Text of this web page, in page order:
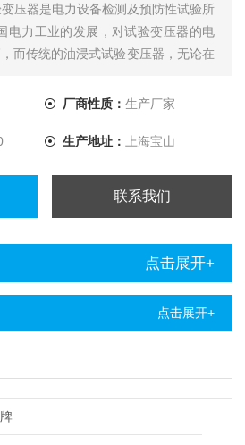
压器是电力设备检测及预防性试验所
电力工业的发展，对试验变压器的电
而传统的油浸式试验变压器，无论在
厂商性质： 生产厂家
生产地址： 上海宝山
联系我们
点击展开+
点击展开+